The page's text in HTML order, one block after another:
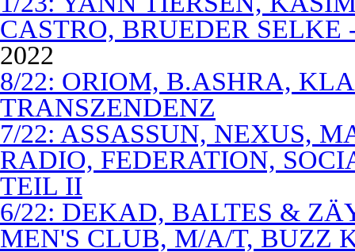
CASTRO, BRUEDER SELKE
2022
8/22: ORIOM, B.ASHRA,
TRANSZENDENZ
7/22: ASSASSUN, NEXUS,
RADIO, FEDERATION,
TEIL II
6/22: DEKAD, BALTES &
MEN'S CLUB, M/A/T, BUZZ